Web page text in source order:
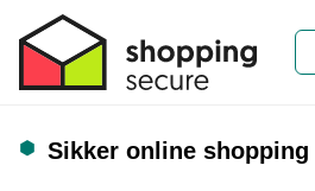
Sikker online shopping